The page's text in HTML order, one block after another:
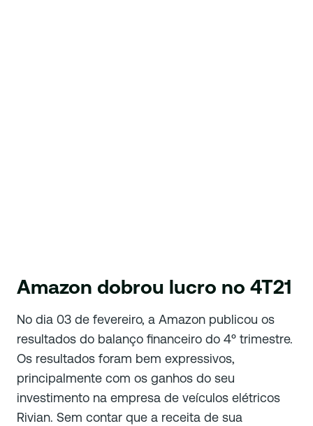
Amazon dobrou lucro no 4T21
No dia 03 de fevereiro, a Amazon publicou os
resultados do balanço financeiro do 4º trimestre.
Os resultados foram bem expressivos,
principalmente com os ganhos do seu
investimento na empresa de veículos elétricos
Rivian. Sem contar que a receita de sua